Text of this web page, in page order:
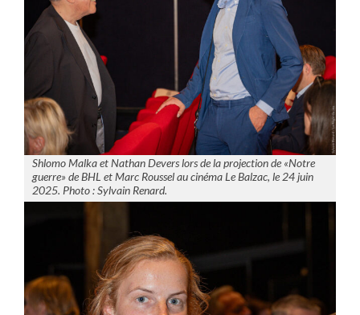
Shlomo Malka et Nathan Devers lors de la projection de «Notre
guerre» de BHL et Marc Roussel au cinéma Le Balzac, le 24 juin
2025. Photo : Sylvain Renard.